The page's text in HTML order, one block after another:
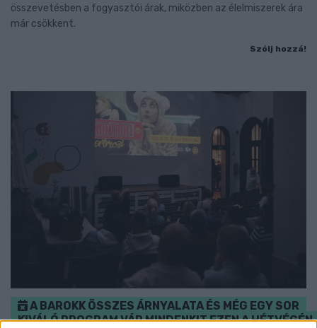
összevetésben a fogyasztói árak, miközben az élelmiszerek ára
már csökkent.
Szólj hozzá!
A BAROKK ÖSSZES ÁRNYALATA ÉS MÉG EGY SOR
KIVÁLÓ PROGRAM VÁR MINDENKIT EZEN A HÉTVÉGÉN